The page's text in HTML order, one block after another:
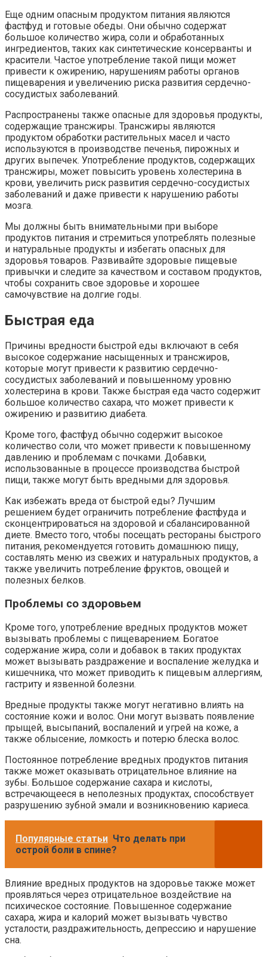
Еще одним опасным продуктом питания являются
фастфуд и готовые обеды. Они обычно содержат
большое количество жира, соли и обработанных
ингредиентов, таких как синтетические консерванты и
красители. Частое употребление такой пищи может
привести к ожирению, нарушениям работы органов
пищеварения и увеличению риска развития сердечно-
сосудистых заболеваний.
Распространены также опасные для здоровья продукты,
содержащие трансжиры. Трансжиры являются
продуктом обработки растительных масел и часто
используются в производстве печенья, пирожных и
других выпечек. Употребление продуктов, содержащих
трансжиры, может повысить уровень холестерина в
крови, увеличить риск развития сердечно-сосудистых
заболеваний и даже привести к нарушению работы
мозга.
Мы должны быть внимательными при выборе
продуктов питания и стремиться употреблять полезные
и натуральные продукты и избегать опасных для
здоровья товаров. Развивайте здоровые пищевые
привычки и следите за качеством и составом продуктов,
чтобы сохранить свое здоровье и хорошее
самочувствие на долгие годы.
Быстрая еда
Причины вредности быстрой еды включают в себя
высокое содержание насыщенных и трансжиров,
которые могут привести к развитию сердечно-
сосудистых заболеваний и повышенному уровню
холестерина в крови. Также быстрая еда часто содержит
большое количество сахара, что может привести к
ожирению и развитию диабета.
Кроме того, фастфуд обычно содержит высокое
количество соли, что может привести к повышенному
давлению и проблемам с почками. Добавки,
использованные в процессе производства быстрой
пищи, также могут быть вредными для здоровья.
Как избежать вреда от быстрой еды? Лучшим
решением будет ограничить потребление фастфуда и
сконцентрироваться на здоровой и сбалансированной
диете. Вместо того, чтобы посещать рестораны быстрого
питания, рекомендуется готовить домашнюю пищу,
составлять меню из свежих и натуральных продуктов, а
также увеличить потребление фруктов, овощей и
полезных белков.
Проблемы со здоровьем
Кроме того, употребление вредных продуктов может
вызывать проблемы с пищеварением. Богатое
содержание жира, соли и добавок в таких продуктах
может вызывать раздражение и воспаление желудка и
кишечника, что может приводить к пищевым аллергиям,
гастриту и язвенной болезни.
Вредные продукты также могут негативно влиять на
состояние кожи и волос. Они могут вызвать появление
прыщей, высыпаний, воспалений и угрей на коже, а
также облысение, ломкость и потерю блеска волос.
Постоянное потребление вредных продуктов питания
также может оказывать отрицательное влияние на
зубы. Большое содержание сахара и кислоты,
встречающееся в неполезных продуктах, способствует
разрушению зубной эмали и возникновению кариеса.
Популярные статьи Что делать при
острой боли в спине?
Влияние вредных продуктов на здоровье также может
проявляться через отрицательное воздействие на
психическое состояние. Повышенное содержание
сахара, жира и калорий может вызывать чувство
усталости, раздражительность, депрессию и нарушение
сна.